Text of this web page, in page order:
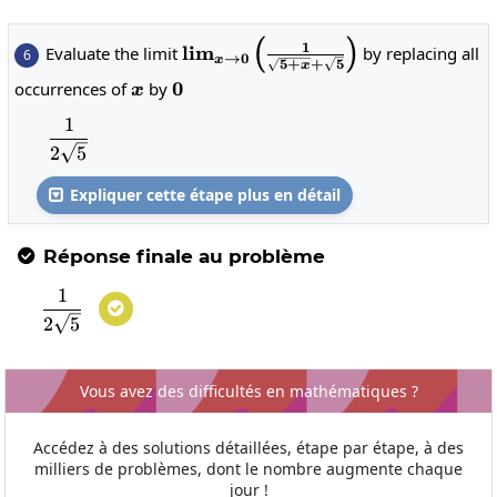
6 Evaluate the limit \lim_{x\to 0}\left(\frac{1}
{\sqrt{5+x}+\sqrt{5}}\right)
limx→0 ( 5+x+ 5
1 ) by replacing all
occurrences ofx
x by 0
0
\frac{1}{2\sqrt{5}}
2
5
1
 Expliquer cette étape plus en détail
 Réponse finale au problème
\frac{1}{2\sqrt{5}}
2
5
1

Vous avez des difficultés en mathématiques ?
Accédez à des solutions détaillées, étape par étape, à des
milliers de problèmes, dont le nombre augmente chaque
jour !